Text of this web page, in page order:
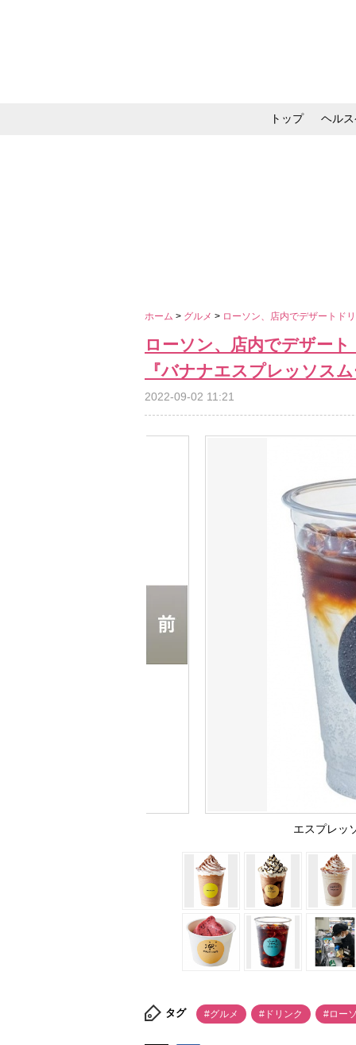
トップ ヘル
ホーム > グルメ > ローソン、店内でデザートド
ローソン、店内でデザー
『バナナエスプレッソス
2022-09-02 11:21
エスプレッ
タグ #グルメ #ドリンク #ロー